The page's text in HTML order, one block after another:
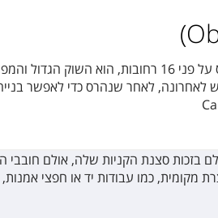
השוק המיוחד הזה, שנפרס על פני 16
לאחרונה, לאחר שנהרס כדי לאפשר
בזכות סצנת הקניות שלה, אולם חובבי
מקומית, כמו עבודות יד או חפצי